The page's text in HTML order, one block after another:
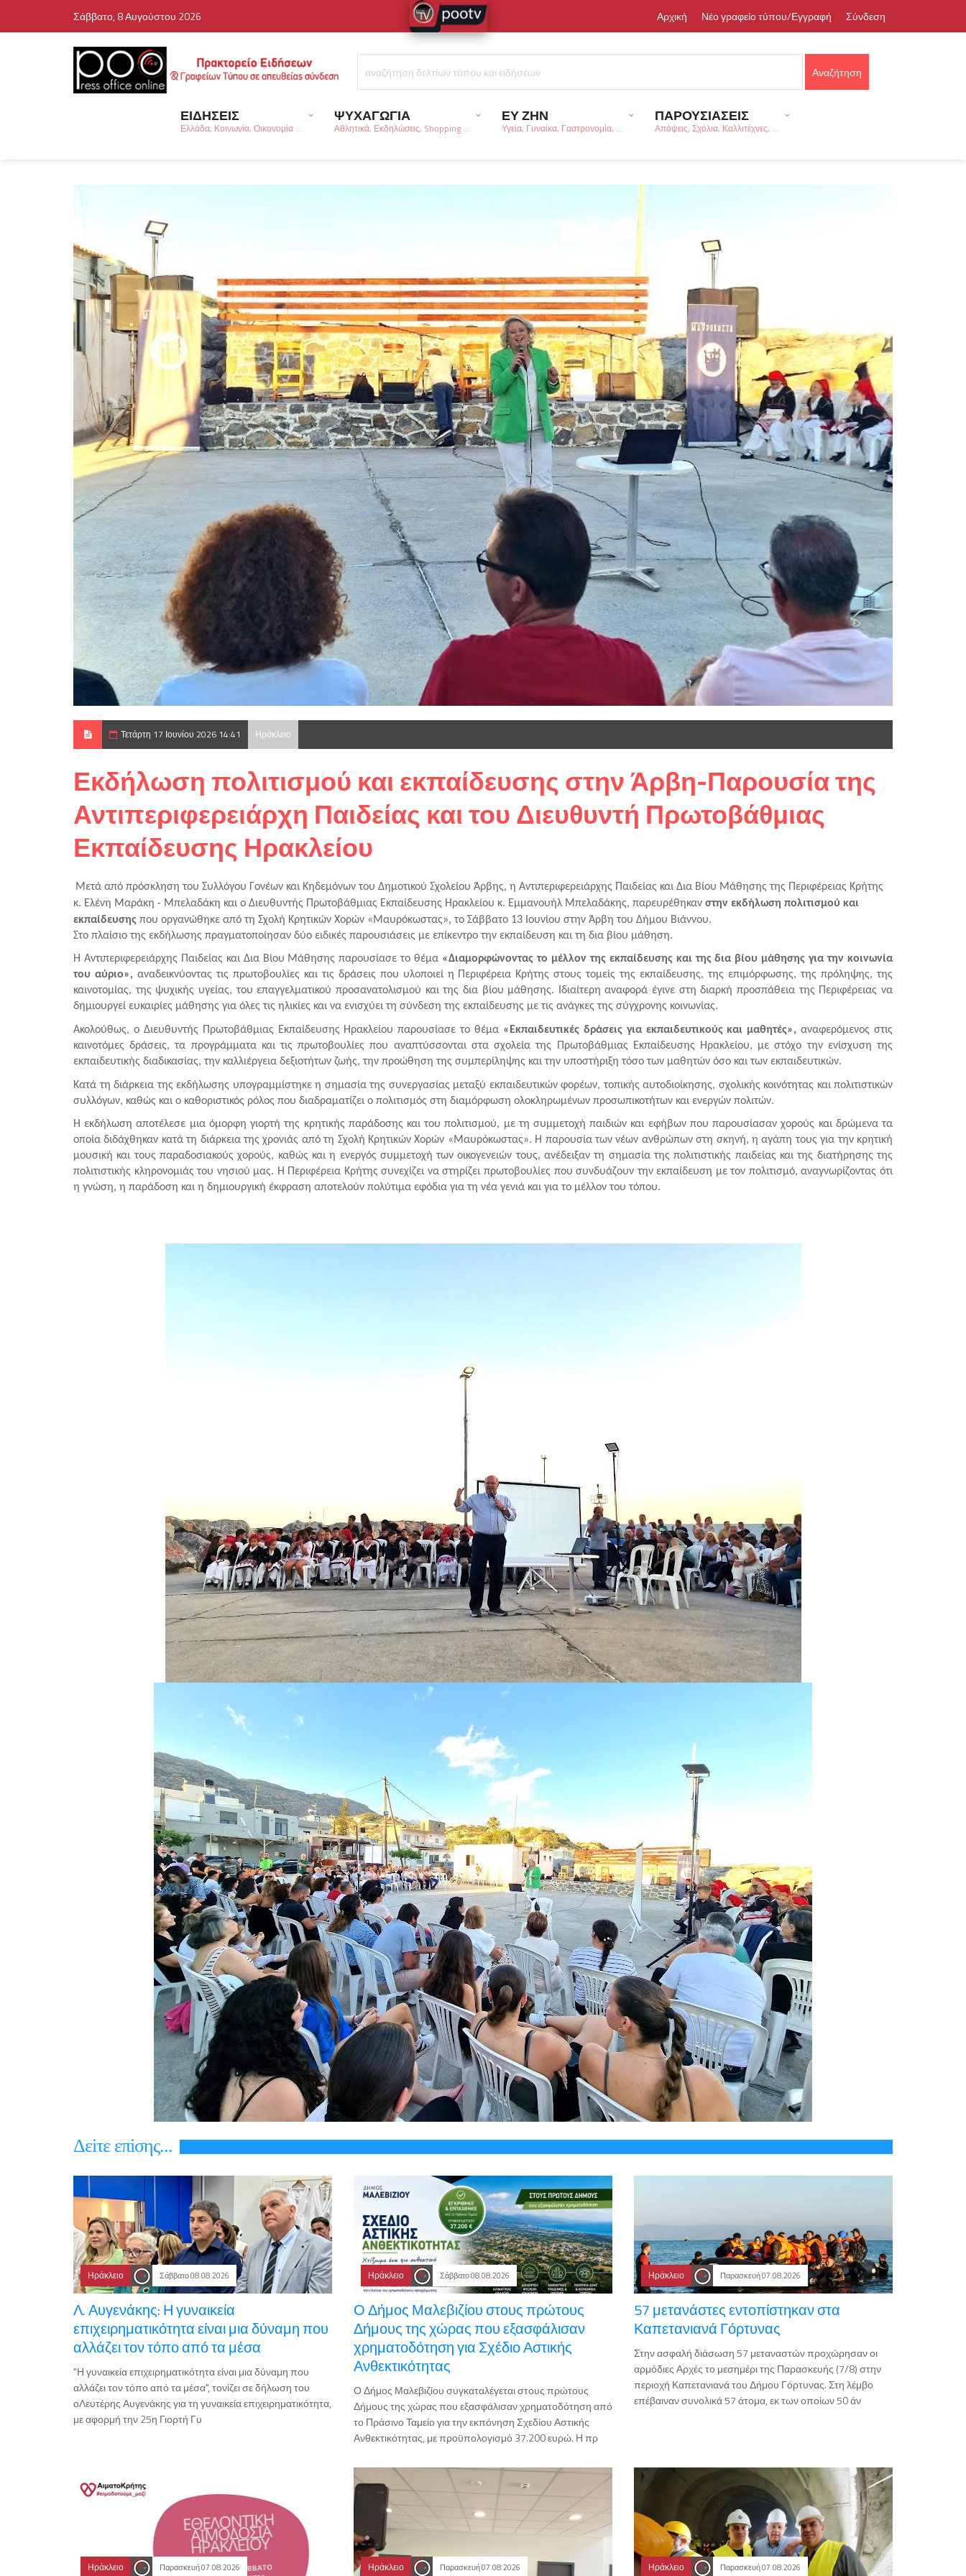
Σάββατο, 8 Αυγούστου 2026 Αρχική Νέο γραφείο τύπου/Εγγραφή Σύνδεση
ΕΙΔΗΣΕΙΣ
Ελλάδα, Κοινωνία, Οικονομία ...
ΨΥΧΑΓΩΓΙΑ
Αθλητικά, Εκδηλώσεις, Shopping ...
ΕΥ ΖΗΝ
Υγεία, Γυναίκα, Γαστρονομία, ...
ΠΑΡΟΥΣΙΑΣΕΙΣ
Απόψεις, Σχόλια, Καλλιτέχνες, ...
Τετάρτη 17 Ιουνίου 2026 14:41 Ηράκλειο
Εκδήλωση πολιτισμού και εκπαίδευσης στην Άρβη-Παρουσία της
Αντιπεριφερειάρχη Παιδείας και του Διευθυντή Πρωτοβάθμιας
Εκπαίδευσης Ηρακλείου
Μετά από πρόσκληση του Συλλόγου Γονέων και Κηδεμόνων του Δημοτικού Σχολείου Άρβης, η Αντιπεριφερειάρχης Παιδείας και Δια Βίου Μάθησης της Περιφέρειας Κρήτης
κ. Ελένη Μαράκη - Μπελαδάκη και ο Διευθυντής Πρωτοβάθμιας Εκπαίδευσης Ηρακλείου κ. Εμμανουήλ Μπελαδάκης, παρευρέθηκαν στην εκδήλωση πολιτισμού και
εκπαίδευσης που οργανώθηκε από τη Σχολή Κρητικών Χορών «Μαυρόκωστας», το Σάββατο 13 Ιουνίου στην Άρβη του Δήμου Βιάννου.
Στο πλαίσιο της εκδήλωσης πραγματοποίησαν δύο ειδικές παρουσιάσεις με επίκεντρο την εκπαίδευση και τη δια βίου μάθηση.
Η Αντιπεριφερειάρχης Παιδείας και Δια Βίου Μάθησης παρουσίασε το θέμα «Διαμορφώνοντας το μέλλον της εκπαίδευσης και της δια βίου μάθησης για την κοινωνία
του αύριο», αναδεικνύοντας τις πρωτοβουλίες και τις δράσεις που υλοποιεί η Περιφέρεια Κρήτης στους τομείς της εκπαίδευσης, της επιμόρφωσης, της πρόληψης, της
καινοτομίας, της ψυχικής υγείας, του επαγγελματικού προσανατολισμού και της δια βίου μάθησης. Ιδιαίτερη αναφορά έγινε στη διαρκή προσπάθεια της Περιφέρειας να
δημιουργεί ευκαιρίες μάθησης για όλες τις ηλικίες και να ενισχύει τη σύνδεση της εκπαίδευσης με τις ανάγκες της σύγχρονης κοινωνίας.
Ακολούθως, ο Διευθυντής Πρωτοβάθμιας Εκπαίδευσης Ηρακλείου παρουσίασε το θέμα «Εκπαιδευτικές δράσεις για εκπαιδευτικούς και μαθητές», αναφερόμενος στις
καινοτόμες δράσεις, τα προγράμματα και τις πρωτοβουλίες που αναπτύσσονται στα σχολεία της Πρωτοβάθμιας Εκπαίδευσης Ηρακλείου, με στόχο την ενίσχυση της
εκπαιδευτικής διαδικασίας, την καλλιέργεια δεξιοτήτων ζωής, την προώθηση της συμπερίληψης και την υποστήριξη τόσο των μαθητών όσο και των εκπαιδευτικών.
Κατά τη διάρκεια της εκδήλωσης υπογραμμίστηκε η σημασία της συνεργασίας μεταξύ εκπαιδευτικών φορέων, τοπικής αυτοδιοίκησης, σχολικής κοινότητας και πολιτιστικών
συλλόγων, καθώς και ο καθοριστικός ρόλος που διαδραματίζει ο πολιτισμός στη διαμόρφωση ολοκληρωμένων προσωπικοτήτων και ενεργών πολιτών.
Η εκδήλωση αποτέλεσε μια όμορφη γιορτή της κρητικής παράδοσης και του πολιτισμού, με τη συμμετοχή παιδιών και εφήβων που παρουσίασαν χορούς και δρώμενα τα
οποία διδάχθηκαν κατά τη διάρκεια της χρονιάς από τη Σχολή Κρητικών Χορών «Μαυρόκωστας». Η παρουσία των νέων ανθρώπων στη σκηνή, η αγάπη τους για την κρητική
μουσική και τους παραδοσιακούς χορούς, καθώς και η ενεργός συμμετοχή των οικογενειών τους, ανέδειξαν τη σημασία της πολιτιστικής παιδείας και της διατήρησης της
πολιτιστικής κληρονομιάς του νησιού μας. Η Περιφέρεια Κρήτης συνεχίζει να στηρίζει πρωτοβουλίες που συνδυάζουν την εκπαίδευση με τον πολιτισμό, αναγνωρίζοντας ότι
η γνώση, η παράδοση και η δημιουργική έκφραση αποτελούν πολύτιμα εφόδια για τη νέα γενιά και για το μέλλον του τόπου.
Δεiτε επiσης...
Ηράκλειο Σάββατο 08.08.2026
Λ. Αυγενάκης: Η γυναικεία
επιχειρηματικότητα είναι μια δύναμη που
αλλάζει τον τόπο από τα μέσα
"Η γυναικεία επιχειρηματικότητα είναι μια δύναμη που
αλλάζει τον τόπο από τα μέσα", τονίζει σε δήλωση του
οΛευτέρης Αυγενάκης για τη γυναικεία επιχειρηματικότητα,
με αφορμή την 25η Γιορτή Γυ
Ηράκλειο Σάββατο 08.08.2026
Ο Δήμος Μαλεβιζίου στους πρώτους
Δήμους της χώρας που εξασφάλισαν
χρηματοδότηση για Σχέδιο Αστικής
Ανθεκτικότητας
Ο Δήμος Μαλεβιζίου συγκαταλέγεται στους πρώτους
Δήμους της χώρας που εξασφάλισαν χρηματοδότηση από
το Πράσινο Ταμείο για την εκπόνηση Σχεδίου Αστικής
Ανθεκτικότητας, με προϋπολογισμό 37.200 ευρώ. Η πρ
Ηράκλειο Παρασκευή 07.08.2026
57 μετανάστες εντοπίστηκαν στα
Καπετανιανά Γόρτυνας
Στην ασφαλή διάσωση 57 μεταναστών προχώρησαν οι
αρμόδιες Αρχές το μεσημέρι της Παρασκευής (7/8) στην
περιοχή Καπετανιανά του Δήμου Γόρτυνας. Στη λέμβο
επέβαιναν συνολικά 57 άτομα, εκ των οποίων 50 άν
Ηράκλειο Παρασκευή 07.08.2026 Ηράκλειο Παρασκευή 07.08.2026 Ηράκλειο Παρασκευή 07.08.2026